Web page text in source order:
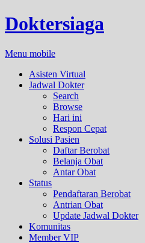
Doktersiaga
Menu mobile
Asisten Virtual
Jadwal Dokter
Search
Browse
Hari ini
Respon Cepat
Solusi Pasien
Daftar Berobat
Belanja Obat
Antar Obat
Status
Pendaftaran Berobat
Antrian Obat
Update Jadwal Dokter
Komunitas
Member VIP